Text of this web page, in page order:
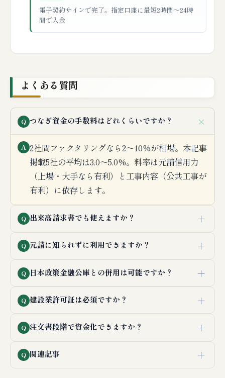
電子契約サインで完了。指定口座に最短2時間〜24時
間で入金
よくある質問
Q つなぎ資金の手数料はどれくらいですか？ ＋
A 2社間ファクタリングなら2〜10%が相場。本記事
掲載5社の平均は3.0〜5.0%。料率は元請信用力
（上場・大手なら有利）と工事内容（公共工事が
有利）に依存します。
Q 出来高請求書でも使えますか？ ＋
Q 元請に知られずに利用できますか？ ＋
Q 日本政策金融公庫との併用は可能ですか？ ＋
Q 建設業許可証は必須ですか？ ＋
Q 注文書段階で資金化できますか？ ＋
Q 関連記事 ＋